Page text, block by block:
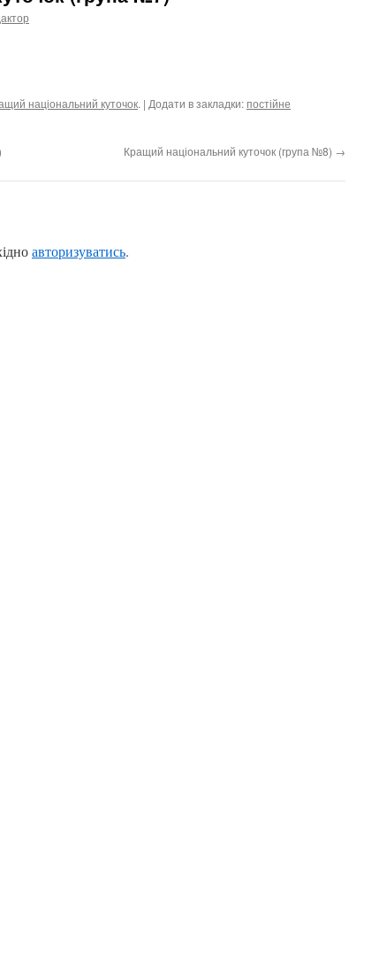
національний куточок. | Додати в закладки:постійне
Кращий національний куточок (група №8) →
авторизуватись.